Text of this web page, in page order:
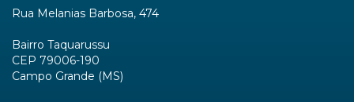
Rua Melanias Barbosa, 474
Bairro Taquarussu
CEP 79006-190
Campo Grande (MS)